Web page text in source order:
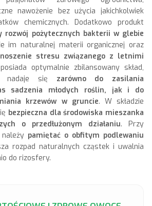
nawożenie bez użycia jakichkolwiek
chemicznych. Dodatkowo produkt
rozwój pożytecznych bakterii w glebie
im naturalnej materii organicznej oraz
stresu związanego z letnimi
optymalnie zbilansowany skład,
nadaje się zarówno do zasilania
sadzenia młodych roślin, jak i do
krzewów w gruncie. W składzie
bezpieczna dla środowiska mieszanka
o przedłużonym działaniu. Przy
pamiętać o obfitym podlewaniu
rozpad naturalnych cząstek i uwalnia
do rizosfery.